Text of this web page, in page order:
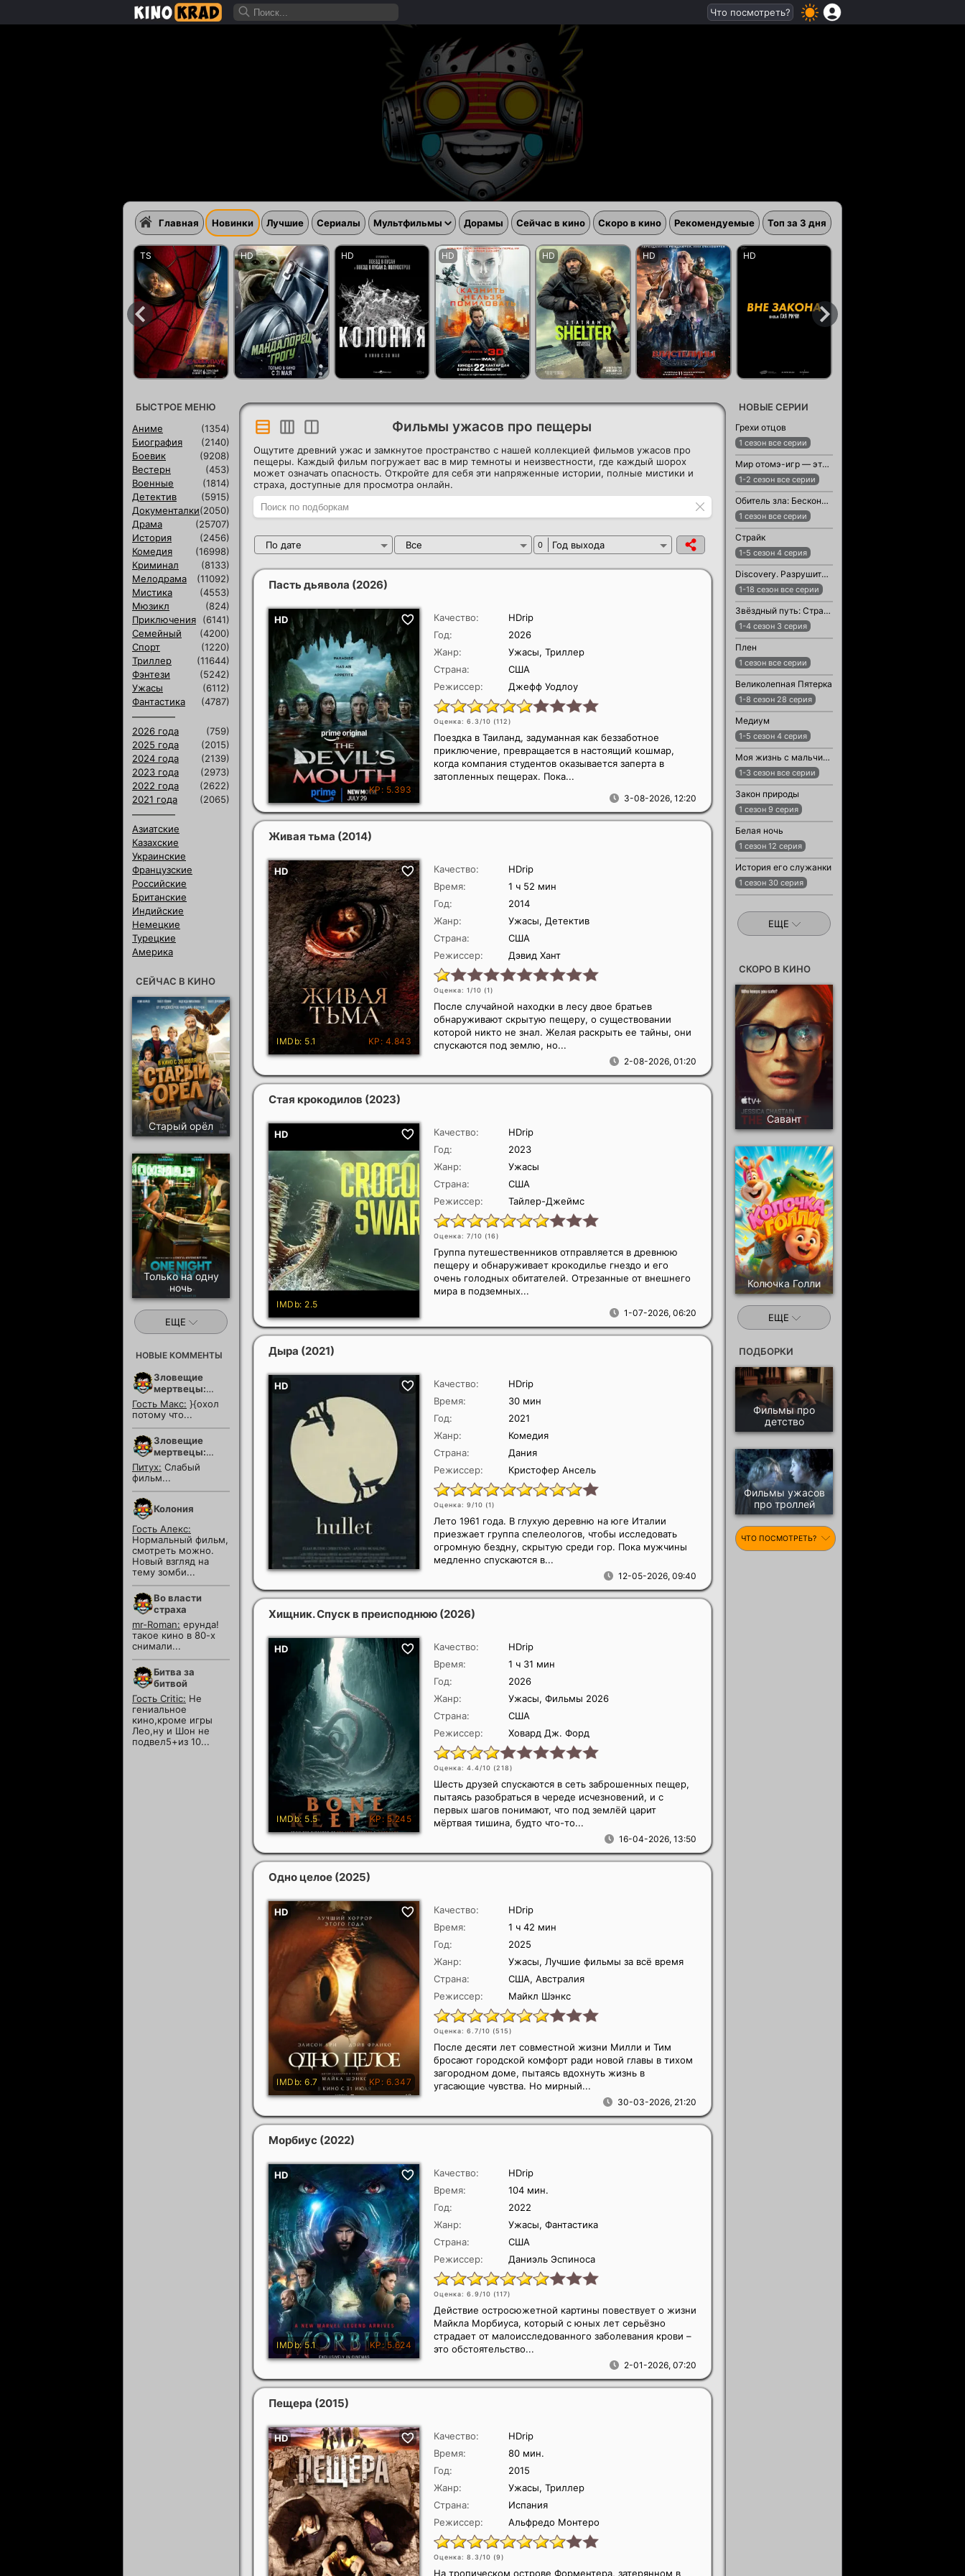
Фильмы ужасов про пещеры
Ощутите древний ужас и замкнутое пространство с нашей коллекцией фильмов ужасов про
пещеры. Каждый фильм погружает вас в мир темноты и неизвестности, где каждый шорох
может означать опасность. Откройте для себя эти напряженные истории, полные мистики и
страха, доступные для просмотра онлайн.
По дате Все 0 Год выхода
Пасть дьявола (2026)
Качество:
HDrip
Год:
2026
Жанр:
Ужасы, Триллер
Страна:
США
Режиссер:
Джефф Уодлоу
Оценка: 6.3/10 (112)
3-08-2026, 12:20
Поездка в Таиланд, задуманная как беззаботное
приключение, превращается в настоящий кошмар,
когда компания студентов оказывается заперта в
затопленных пещерах. Пока...
Живая тьма (2014)
Качество:
HDrip
Время:
1 ч 52 мин
Год:
2014
Жанр:
Ужасы, Детектив
Страна:
США
Режиссер:
Дэвид Хант
Оценка: 1/10 (1)
2-08-2026, 01:20
После случайной находки в лесу двое братьев
обнаруживают скрытую пещеру, о существовании
которой никто не знал. Желая раскрыть ее тайны, они
спускаются под землю, но...
Стая крокодилов (2023)
Качество:
HDrip
Год:
2023
Жанр:
Ужасы
Страна:
США
Режиссер:
Тайлер-Джеймс
Оценка: 7/10 (16)
1-07-2026, 06:20
Группа путешественников отправляется в древнюю
пещеру и обнаруживает крокодилье гнездо и его
очень голодных обитателей. Отрезанные от внешнего
мира в подземных...
Дыра (2021)
Качество:
HDrip
Время:
30 мин
Год:
2021
Жанр:
Комедия
Страна:
Дания
Режиссер:
Кристофер Ансель
Оценка: 9/10 (1)
12-05-2026, 09:40
Лето 1961 года. В глухую деревню на юге Италии
приезжает группа спелеологов, чтобы исследовать
огромную бездну, скрытую среди гор. Пока мужчины
медленно спускаются в...
Хищник. Спуск в преисподнюю (2026)
Качество:
HDrip
Время:
1 ч 31 мин
Год:
2026
Жанр:
Ужасы, Фильмы 2026
Страна:
США
Режиссер:
Ховард Дж. Форд
Оценка: 4.4/10 (218)
16-04-2026, 13:50
Шесть друзей спускаются в сеть заброшенных пещер,
пытаясь разобраться в череде исчезновений, и с
первых шагов понимают, что под землёй царит
мёртвая тишина, будто что-то...
Одно целое (2025)
Качество:
HDrip
Время:
1 ч 42 мин
Год:
2025
Жанр:
Ужасы, Лучшие фильмы за всё время
Страна:
США, Австралия
Режиссер:
Майкл Шэнкс
Оценка: 6.7/10 (515)
30-03-2026, 21:20
После десяти лет совместной жизни Милли и Тим
бросают городской комфорт ради новой главы в тихом
загородном доме, пытаясь вдохнуть жизнь в
угасающие чувства. Но мирный...
Морбиус (2022)
Качество:
HDrip
Время:
104 мин.
Год:
2022
Жанр:
Ужасы, Фантастика
Страна:
США
Режиссер:
Даниэль Эспиноса
Оценка: 6.9/10 (117)
2-01-2026, 07:20
Действие остросюжетной картины повествует о жизни
Майкла Морбиуса, который с юных лет серьёзно
страдает от малоисследованного заболевания крови –
это обстоятельство...
Пещера (2015)
Качество:
HDrip
Время:
80 мин.
Год:
2015
Жанр:
Ужасы, Триллер
Страна:
Испания
Режиссер:
Альфредо Монтеро
Оценка: 8.3/10 (9)
На тропическом острове Форментера, затерянном в
БЫСТРОЕ МЕНЮ
Аниме
(1354)
Биография
(2140)
Боевик
(9208)
Вестерн
(453)
Военные
(1814)
Детектив
(5915)
Документалки(2050)
Драма
(25707)
История
(2456)
Комедия
(16998)
Криминал
(8133)
Мелодрама
(11092)
Мистика
(4553)
Мюзикл
(824)
Приключения
(6141)
Семейный
(4200)
Спорт
(1220)
Триллер
(11644)
Фэнтези
(5242)
Ужасы
(6112)
Фантастика
(4787)
2026 года
(759)
2025 года
(2015)
2024 года
(2139)
2023 года
(2973)
2022 года
(2622)
2021 года
(2065)
Азиатские
Казахские
Украинские
Французские
Российские
Британские
Индийские
Немецкие
Турецкие
Америка
СЕЙЧАС В КИНО
Старый орёл
Только на одну
ночь
ЕЩЕ
НОВЫЕ КОММЕНТЫ
Зловещие
мертвецы:
Пекло
Гость Макс: }{охол
потому что...
Зловещие
мертвецы:
Пекло
Питух: Слабый
фильм...
Колония
Гость Алекс:
Нормальный фильм,
смотреть можно.
Новый взгляд на
тему зомби...
Во власти
страха
mr-Roman: ерунда!
такое кино в 80-х
снимали...
Битва за
битвой
Гость Critic: Не
гениальное
кино,кроме игры
Лео,ну и Шон не
подвел5+из 10...
НОВЫЕ СЕРИИ
Грехи отцов
1 сезон все серии
Мир отомэ-игр — это тяжёлый мир для мобов
1-2 сезон все серии
Обитель зла: Бесконечная тьма
1 сезон все серии
Страйк
1-5 сезон 4 серия
Discovery. Разрушители легенд
1-18 сезон все серии
Звёздный путь: Странные новые миры
1-4 сезон 3 серия
Плен
1 сезон все серии
Великолепная Пятерка
1-8 сезон 28 серия
Медиум
1-5 сезон 4 серия
Моя жизнь с мальчиками Уолтер
1-3 сезон все серии
Закон природы
1 сезон 9 серия
Белая ночь
1 сезон 12 серия
История его служанки
1 сезон 30 серия
ЕЩЕ
СКОРО В КИНО
Савант
Колючка Голли
ЕЩЕ
ПОДБОРКИ
Фильмы про
детство
Фильмы ужасов
про троллей
ЧТО ПОСМОТРЕТЬ?
Главная Новинки Лучшие Сериалы Мультфильмы Дорамы Сейчас в кино Скоро в кино Рекомендуемые Топ за 3 дня
Что посмотреть?